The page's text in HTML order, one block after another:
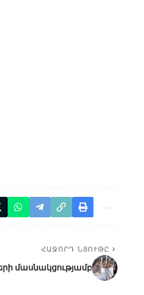
ՀԱՋՈՐԴ ՆՅՈՒԹԸ
մասնակցությամբ